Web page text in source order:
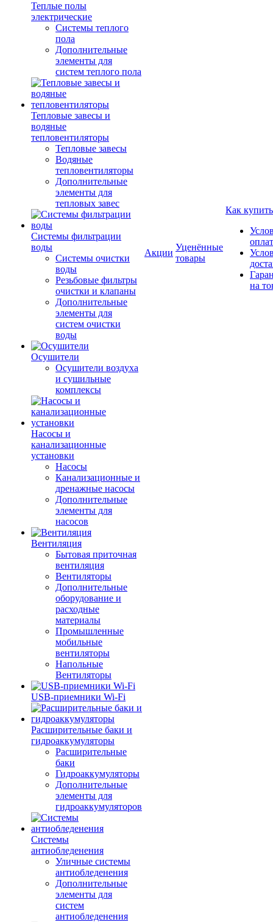
Теплые полы
электрические
Системы теплого
пола
Дополнительные
элементы для
систем теплого пола
Тепловые завесы и
водяные
тепловентиляторы
Тепловые завесы
Водяные
тепловентиляторы
Дополнительные
элементы для
тепловых завес
Системы фильтрации
воды
Системы очистки
воды
Резьбовые фильтры
очистки и клапаны
Дополнительные
элементы для
систем очистки
воды
Осушители
Осушители воздуха
и сушильные
комплексы
Насосы и
канализационные
установки
Насосы
Канализационные и
дренажные насосы
Дополнительные
элементы для
насосов
Вентиляция
Бытовая приточная
вентиляция
Вентиляторы
Дополнительные
оборудование и
расходные
материалы
Промышленные
мобильные
вентиляторы
Напольные
Вентиляторы
USB-приемники Wi-Fi
Расширительные баки и
гидроаккумуляторы
Расширительные
баки
Гидроаккумуляторы
Дополнительные
элементы для
гидроаккумуляторов
Системы
антиобледенения
Уличные системы
антиобледенения
Дополнительные
элементы для
систем
антиобледенения
Акции
Уценённые
товары
Как купить
на